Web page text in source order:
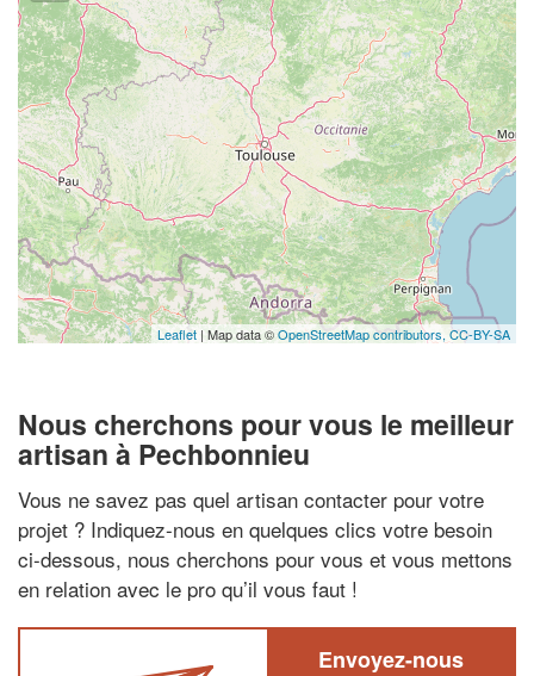
Leaflet | Map data ©OpenStreetMap contributors, CC-BY-SA
Nous cherchons pour vous le meilleur
artisan à Pechbonnieu
Vous ne savez pas quel artisan contacter pour votre
projet ? Indiquez-nous en quelques clics votre besoin
ci-dessous, nous cherchons pour vous et vous mettons
en relation avec le pro qu’il vous faut !
Envoyez-nous